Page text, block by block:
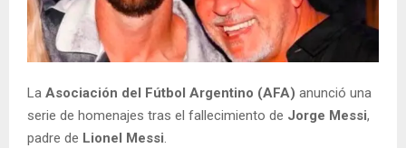
La Asociación del Fútbol Argentino (AFA) anunció una
serie de homenajes tras el fallecimiento de Jorge Messi,
padre de Lionel Messi.